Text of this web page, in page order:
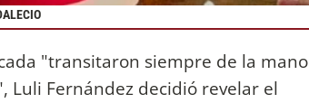
"transitaron siempre de la mano
Luli Fernández decidió revelar el